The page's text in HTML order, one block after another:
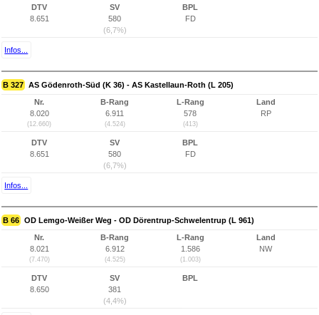
DTV
8.651
SV
580
(6,7%)
BPL
FD
Infos...
B 327 AS Gödenroth-Süd (K 36) - AS Kastellaun-Roth (L 205)
Nr.
8.020
(12.660)
B-Rang
6.911
(4.524)
L-Rang
578
(413)
Land
RP
DTV
8.651
SV
580
(6,7%)
BPL
FD
Infos...
B 66 OD Lemgo-Weißer Weg - OD Dörentrup-Schwelentrup (L 961)
Nr.
8.021
(7.470)
B-Rang
6.912
(4.525)
L-Rang
1.586
(1.003)
Land
NW
DTV
8.650
SV
381
(4,4%)
BPL